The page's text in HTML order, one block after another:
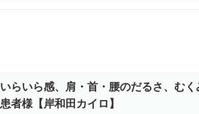
いらいら感、肩・首・腰のだるさ、む
患者様【岸和田カイロ】